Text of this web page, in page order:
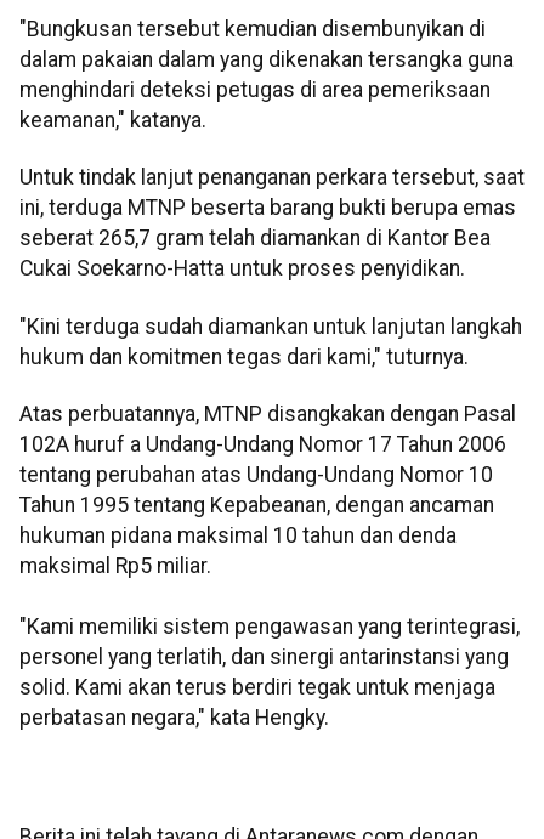
"Bungkusan tersebut kemudian disembunyikan di
dalam pakaian dalam yang dikenakan tersangka guna
menghindari deteksi petugas di area pemeriksaan
keamanan," katanya.
Untuk tindak lanjut penanganan perkara tersebut, saat
ini, terduga MTNP beserta barang bukti berupa emas
seberat 265,7 gram telah diamankan di Kantor Bea
Cukai Soekarno-Hatta untuk proses penyidikan.
"Kini terduga sudah diamankan untuk lanjutan langkah
hukum dan komitmen tegas dari kami," tuturnya.
Atas perbuatannya, MTNP disangkakan dengan Pasal
102A huruf a Undang-Undang Nomor 17 Tahun 2006
tentang perubahan atas Undang-Undang Nomor 10
Tahun 1995 tentang Kepabeanan, dengan ancaman
hukuman pidana maksimal 10 tahun dan denda
maksimal Rp5 miliar.
"Kami memiliki sistem pengawasan yang terintegrasi,
personel yang terlatih, dan sinergi antarinstansi yang
solid. Kami akan terus berdiri tegak untuk menjaga
perbatasan negara," kata Hengky.